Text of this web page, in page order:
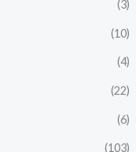
(3)
(10)
(4)
(22)
(6)
(103)